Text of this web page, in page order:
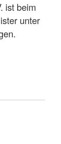
ist beim
unter